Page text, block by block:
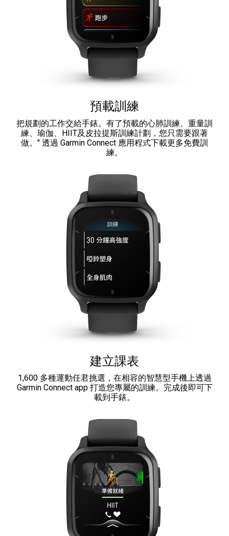
預載訓練
把規劃的工作交給手錶。有了預載的心肺訓練、重量訓
練、瑜伽、HIIT及皮拉提斯訓練計劃，您只需要跟著
做。" 透過 Garmin Connect 應用程式下載更多免費訓
練。
建立課表
1,600 多種運動任君挑選，在相容的智慧型手機上透過
Garmin Connect app 打造您專屬的訓練。完成後即可下
載到手錶。